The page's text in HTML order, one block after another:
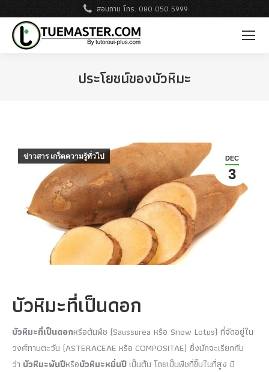
สอบถาม โทร. 080 050 5999
ประโยชน์ของบัวหิมะ
DEC
3
ข่าวสาร เกร็ดความรู้ทั่วไป
บัวหิมะที่เป็นดอก
บัวหิมะที่เป็นดอกหรือต้นพืช (Saussurea หรือ Snow Lotus) ที่จัดอยู่ใน
วงศ์ทานตะวัน (ASTERACEAE หรือ COMPOSITAE) ซึ่งมักจะเรียกกัน
ว่า บัวหิมะพันปีหรือบัวหิมะหมื่นปีเป็นต้น โดยเป็นพืชที่ขึ้นในที่สูง มี